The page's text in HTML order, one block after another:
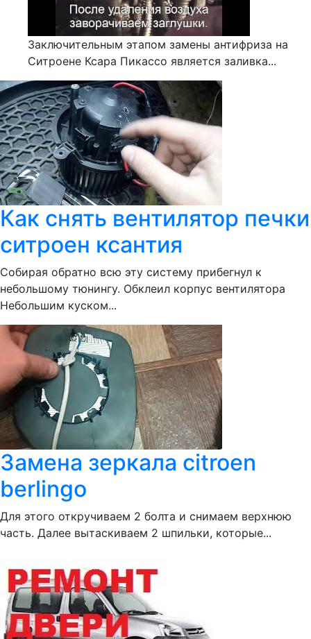
Заключительным этапом замены антифриза на
Ситроене Ксара Пикассо является заливка...
Как снять вентилятор печки
ситроен ксантия
Собирая обратно всю эту систему прибегнул к
небольшому тюнингу. Обклеил корпус вентилятора
Небольшим куском...
Замена зеркала citroen
berlingo
Для этого откручиваем 2 болта и снимаем верхнюю
часть. Далее вытаскиваем 2 шпильки, которые...